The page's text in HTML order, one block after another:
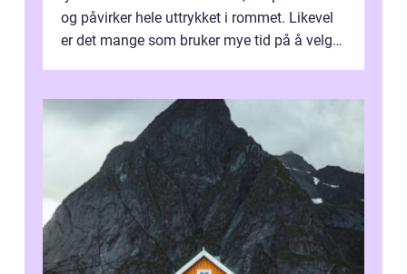
og påvirker hele uttrykket i rommet. Likevel
er det mange som bruker mye tid på å velge